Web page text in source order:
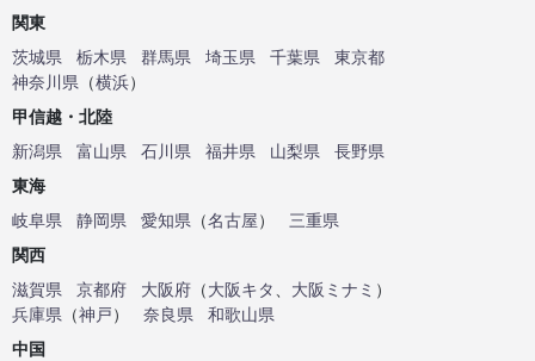
関東
茨城県
栃木県 群馬県 埼玉県 千葉県
東京都
神奈川県 （横浜）
甲信越・北陸
新潟県
富山県 石川県 福井県 山梨県
長野県
東海
岐阜県
静岡県 愛知県 （名古屋）
三重県
関西
滋賀県
京都府 大阪府 （大阪キタ 大阪ミナミ ）
兵庫県 （神戸） 奈良県
和歌山県
中国